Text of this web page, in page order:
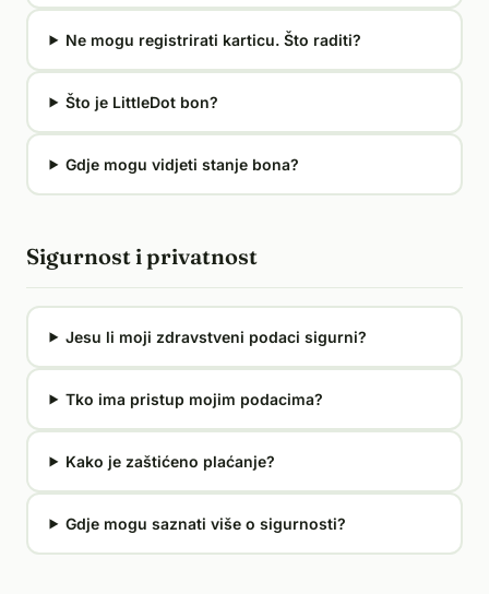
Ne mogu registrirati karticu. Što raditi?
Što je LittleDot bon?
Gdje mogu vidjeti stanje bona?
Sigurnost i privatnost
Jesu li moji zdravstveni podaci sigurni?
Tko ima pristup mojim podacima?
Kako je zaštićeno plaćanje?
Gdje mogu saznati više o sigurnosti?